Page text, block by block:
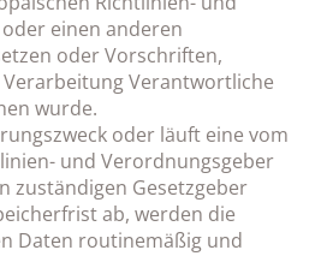
einen anderen
oder Vorschriften,
Verantwortliche
wurde.
oder läuft eine vom
und Verordnungsgeber
zuständigen Gesetzgeber
ab, werden die
Daten routinemäßig und